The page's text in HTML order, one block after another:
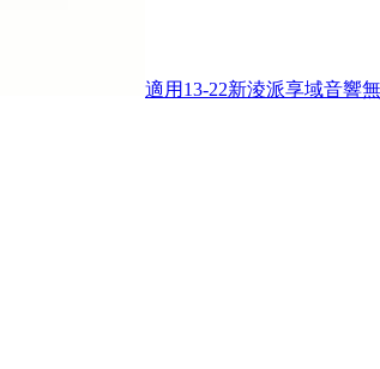
適用13-22新淩派享域音響